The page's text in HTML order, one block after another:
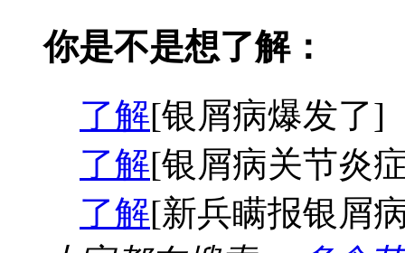
你是不是想了解：
了解[银屑病爆发了]
了解[银屑病关节炎
了解[新兵瞒报银屑